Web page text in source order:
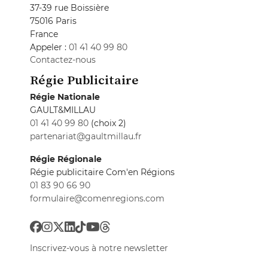
37-39 rue Boissière
75016 Paris
France
Appeler : 01 41 40 99 80
Contactez-nous
Régie Publicitaire
Régie Nationale
GAULT&MILLAU
01 41 40 99 80 (choix 2)
partenariat@gaultmillau.fr
Régie Régionale
Régie publicitaire Com'en Régions
01 83 90 66 90
formulaire@comenregions.com
Inscrivez-vous à notre newsletter